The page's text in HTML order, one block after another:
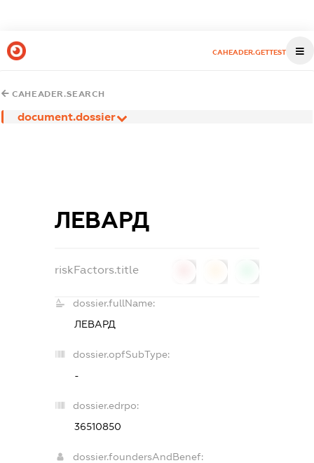
CAHEADER.GETTEST
CAHEADER.SEARCH
document.dossier
ЛЕВАРД
riskFactors.title
dossier.fullName:
ЛЕВАРД
dossier.opfSubType:
-
dossier.edrpo:
36510850
dossier.foundersAndBenef: